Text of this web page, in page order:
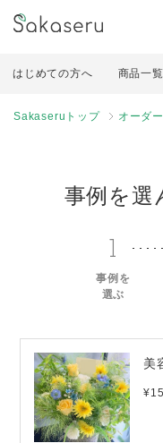
はじめての方へ 商品一覧
Sakaseruトップ オーダ
事例を選
1
事例を
選ぶ
美